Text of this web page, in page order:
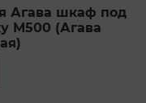
Агава шкаф под
М500 (Агава